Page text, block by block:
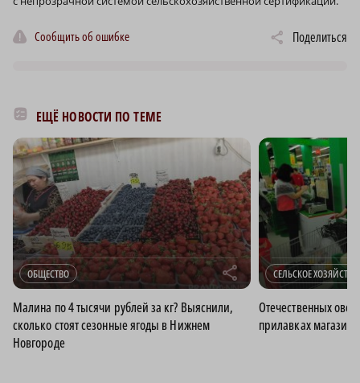
Сообщить об ошибке Поделиться
ЕЩЁ НОВОСТИ ПО ТЕМЕ
ОБЩЕСТВО r
Малина по 4 тысячи рублей за кг? Выяснили,
сколько стоят сезонные ягоды в Нижнем
Новгороде
СЕЛЬСКОЕ ХОЗЯЙСТВО
Отечественных
прилавках